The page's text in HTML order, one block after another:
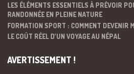
LES ÉLÉMENTS ESSENTIELS À PRÉVOIR
RANDONNÉE EN PLEINE NATURE
FORMATION SPORT : COMMENT DEVENIR
LE COÛT RÉEL D’UN VOYAGE AU NÉPAL
AVERTISSEMENT !